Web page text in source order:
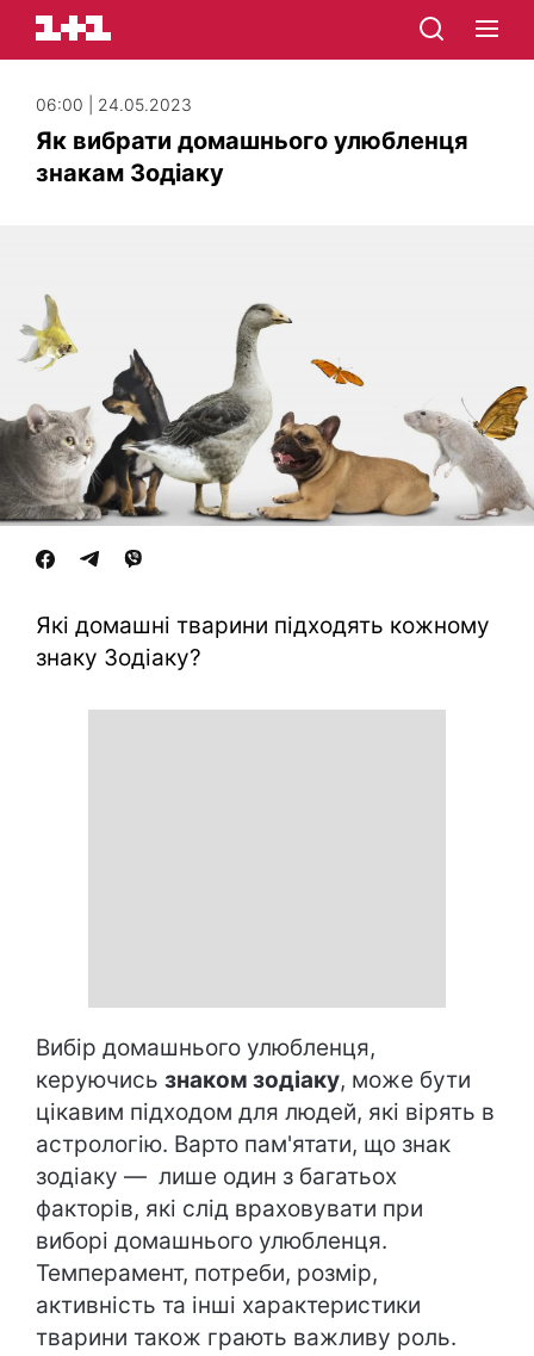
06:00 | 24.05.2023
Як вибрати домашнього улюбленця
знакам Зодіаку
Які домашні тварини підходять кожному
знаку Зодіаку?
Вибір домашнього улюбленця,
керуючись знаком зодіаку, може бути
цікавим підходом для людей, які вірять в
астрологію. Варто пам'ятати, що знак
зодіаку — лише один з багатьох
факторів, які слід враховувати при
виборі домашнього улюбленця.
Темперамент, потреби, розмір,
активність та інші характеристики
тварини також грають важливу роль.